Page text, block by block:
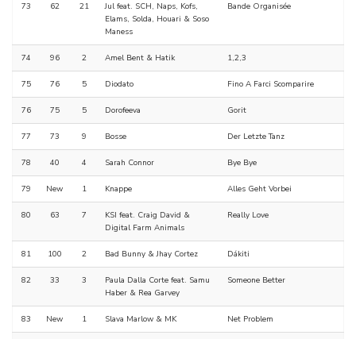
73 62 21
Jul feat. SCH, Naps, Kofs,
Elams, Solda, Houari & Soso
Maness
Bande Organisée
74 96 2 Amel Bent & Hatik 1,2,3
75 76 5 Diodato Fino A Farci Scomparire
76 75 5 Dorofeeva Gorit
77 73 9 Bosse Der Letzte Tanz
78 40 4 Sarah Connor Bye Bye
79 New 1 Knappe Alles Geht Vorbei
80 63 7
KSI feat. Craig David &
Digital Farm Animals
Really Love
81 100 2 Bad Bunny & Jhay Cortez Dákiti
82 33 3
Paula Dalla Corte feat. Samu
Haber & Rea Garvey
Someone Better
83 New 1 Slava Marlow & MK Net Problem